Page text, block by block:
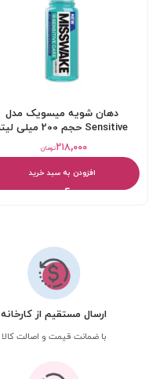
دهان شویه میسویک مدل
Sensitive حجم 200 میلی لیتر
تومان۲۱۸,۰۰۰
افزودن به سبد خرید
ارسال مستقیم از کارخانه
با ضمانت قیمت و اصالت کالا